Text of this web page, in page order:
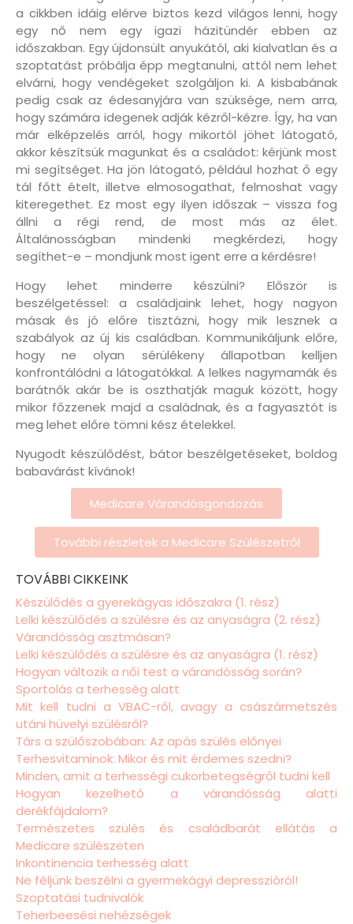
a cikkben idáig elérve biztos kezd világos lenni, hogy
egy nő nem egy igazi házitündér ebben az
időszakban. Egy újdonsült anyukától, aki kialvatlan és a
szoptatást próbálja épp megtanulni, attól nem lehet
elvárni, hogy vendégeket szolgáljon ki. A kisbabának
pedig csak az édesanyjára van szüksége, nem arra,
hogy számára idegenek adják kézről-kézre. Így, ha van
már elképzelés arról, hogy mikortól jöhet látogató,
akkor készítsük magunkat és a családot: kérjünk most
mi segítséget. Ha jön látogató, például hozhat ő egy
tál főtt ételt, illetve elmosogathat, felmoshat vagy
kiteregethet. Ez most egy ilyen időszak – vissza fog
állni a régi rend, de most más az élet.
Általánosságban mindenki megkérdezi, hogy
segíthet-e – mondjunk most igent erre a kérdésre!
Hogy lehet minderre készülni? Először is
beszélgetéssel: a családjaink lehet, hogy nagyon
másak és jó előre tisztázni, hogy mik lesznek a
szabályok az új kis családban. Kommunikáljunk előre,
hogy ne olyan sérülékeny állapotban kelljen
konfrontálódni a látogatókkal. A lelkes nagymamák és
barátnők akár be is oszthatják maguk között, hogy
mikor főzzenek majd a családnak, és a fagyasztót is
meg lehet előre tömni kész ételekkel.
Nyugodt készülődést, bátor beszélgetéseket, boldog
babavárást kívánok!
Medicare Várandósgondozás
További részletek a Medicare Szülészetről
TOVÁBBI CIKKEINK
Készülődés a gyerekágyas időszakra (1. rész)
Lelki készülődés a szülésre és az anyaságra (2. rész)
Várandósság asztmásan?
Lelki készülődés a szülésre és az anyaságra (1. rész)
Hogyan változik a női test a várandósság során?
Sportolás a terhesség alatt
Mit kell tudni a VBAC-ről, avagy a császármetszés
utáni hüvelyi szülésről?
Társ a szülőszobában: Az apás szülés előnyei
Terhesvitaminok: Mikor és mit érdemes szedni?
Minden, amit a terhességi cukorbetegségről tudni kell
Hogyan kezelhető a várandósság alatti
derékfájdalom?
Természetes szülés és családbarát ellátás a
Medicare szülészeten
Inkontinencia terhesség alatt
Ne féljünk beszélni a gyermekágyi depresszióról!
Szoptatási tudnivalók
Teherbeesési nehézségek